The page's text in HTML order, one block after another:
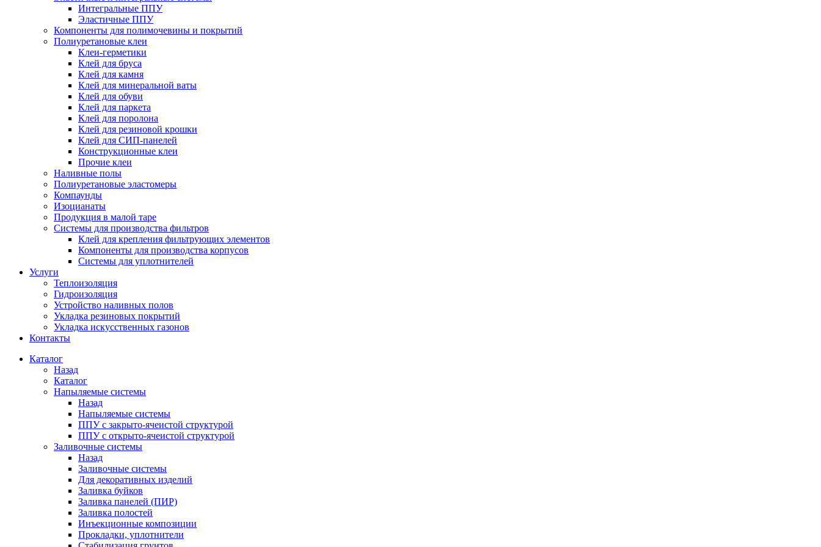
Интегральные ППУ
Эластичные ППУ
Компоненты для полимочевины и покрытий
Полиуретановые клеи
Клеи-герметики
Клей для бруса
Клей для камня
Клей для минеральной ваты
Клей для обуви
Клей для паркета
Клей для поролона
Клей для резиновой крошки
Клей для СИП-панелей
Конструкционные клеи
Прочие клеи
Наливные полы
Полиуретановые эластомеры
Компаунды
Изоцианаты
Продукция в малой таре
Системы для производства фильтров
Клей для крепления фильтрующих элементов
Компоненты для производства корпусов
Системы для уплотнителей
Услуги
Теплоизоляция
Гидроизоляция
Устройство наливных полов
Укладка резиновых покрытий
Укладка искусственных газонов
Контакты
Каталог
Назад
Каталог
Напыляемые системы
Назад
Напыляемые системы
ППУ с закрыто-ячеистой структурой
ППУ с открыто-ячеистой структурой
Заливочные системы
Назад
Заливочные системы
Для декоративных изделий
Заливка буйков
Заливка панелей (ПИР)
Заливка полостей
Инъекционные композиции
Прокладки, уплотнители